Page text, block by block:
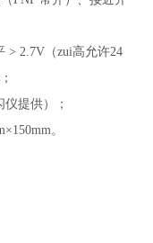
> 2.7V（zui高允许24
提供）；
。